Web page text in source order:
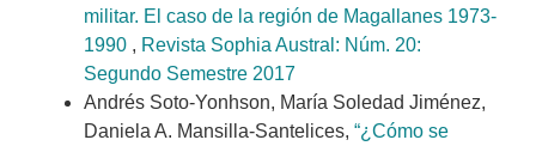
militar. El caso de la región de Magallanes 1973-
1990 , Revista Sophia Austral: Núm. 20:
Segundo Semestre 2017
Andrés Soto-Yonhson, María Soledad Jiménez,
Daniela A. Mansilla-Santelices, “¿Cómo se